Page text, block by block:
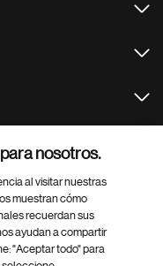
nosotros.
al visitar nuestras
muestran cómo
recuerdan sus
ayudan a compartir
"Aceptar todo" para